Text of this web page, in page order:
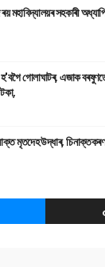
মহাবিদ্যালয়ৰ সহকাৰী
হ'বগৈ গোলাঘাটৰ, এজাক
মৃতদেহ উদ্ধাৰ,